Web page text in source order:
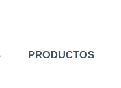
PRODUCTOS